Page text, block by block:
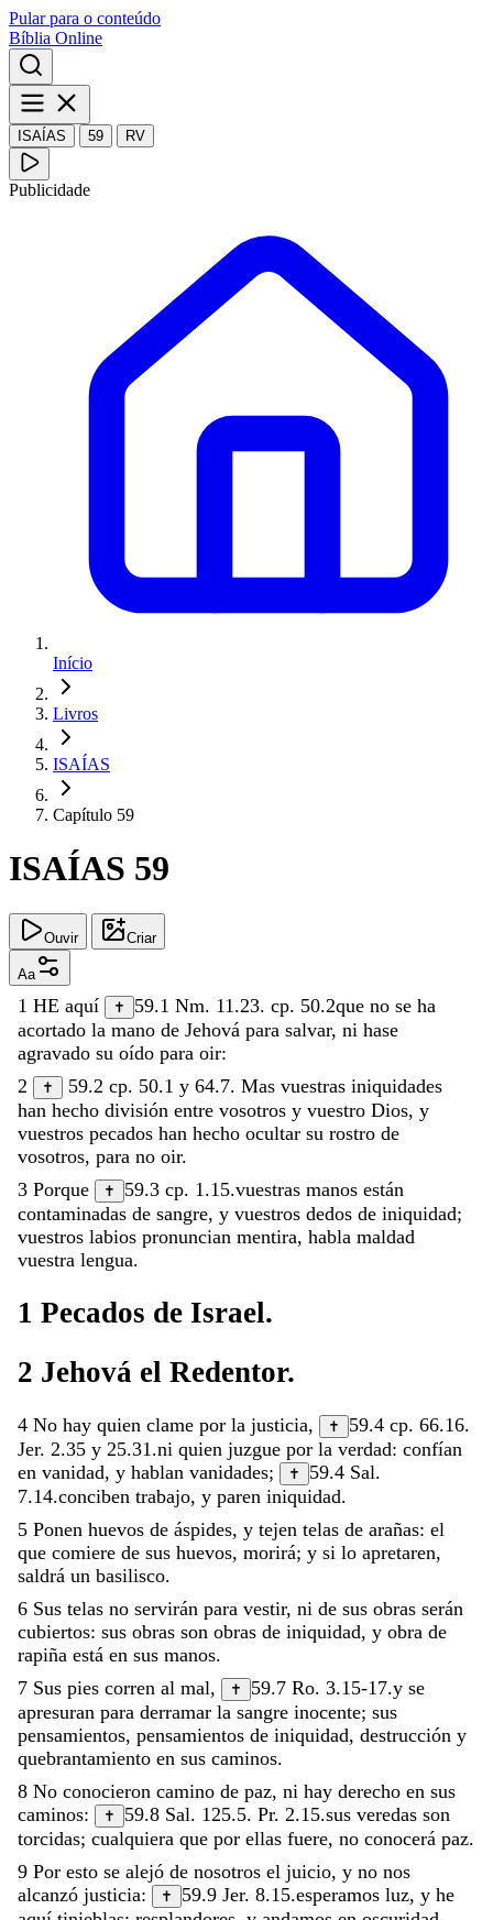
Pular para o conteúdo
Bíblia Online
ISAÍAS 59 RV
Publicidade
Início
Livros
ISAÍAS
Capítulo 59
ISAÍAS 59
Ouvir Criar
Aa
1 HE aquí ✝ 59.1 Nm. 11.23. cp. 50.2que no se ha
acortado la mano de Jehová para salvar, ni hase
agravado su oído para oir:
2
✝ 59.2 cp. 50.1 y 64.7. Mas vuestras iniquidades
han hecho división entre vosotros y vuestro Dios, y
vuestros pecados han hecho ocultar su rostro de
vosotros, para no oir.
3 Porque ✝ 59.3 cp. 1.15.vuestras manos están
contaminadas de sangre, y vuestros dedos de iniquidad;
vuestros labios pronuncian mentira, habla maldad
vuestra lengua.
1 Pecados de Israel.
2 Jehová el Redentor.
4 No hay quien clame por la justicia, ✝ 59.4 cp. 66.16.
Jer. 2.35 y 25.31.ni quien juzgue por la verdad: confían
en vanidad, y hablan vanidades; ✝ 59.4 Sal.
7.14.conciben trabajo, y paren iniquidad.
5 Ponen huevos de áspides, y tejen telas de arañas: el
que comiere de sus huevos, morirá; y si lo apretaren,
saldrá un basilisco.
6 Sus telas no servirán para vestir, ni de sus obras serán
cubiertos: sus obras son obras de iniquidad, y obra de
rapiña está en sus manos.
7 Sus pies corren al mal, ✝ 59.7 Ro. 3.15-17.y se
apresuran para derramar la sangre inocente; sus
pensamientos, pensamientos de iniquidad, destrucción y
quebrantamiento en sus caminos.
8 No conocieron camino de paz, ni hay derecho en sus
caminos: ✝ 59.8 Sal. 125.5. Pr. 2.15.sus veredas son
torcidas; cualquiera que por ellas fuere, no conocerá paz.
9 Por esto se alejó de nosotros el juicio, y no nos
alcanzó justicia: ✝ 59.9 Jer. 8.15.esperamos luz, y he